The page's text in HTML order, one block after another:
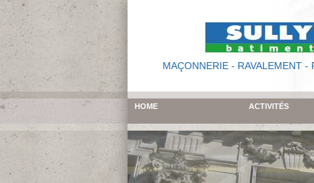
MAÇONNERIE - RAVALEMENT -
HOME ACTIVITÉS